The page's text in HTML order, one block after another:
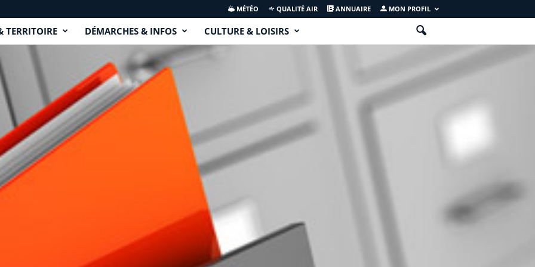
MÉTÉO QUALITÉ AIR ANNUAIRE MON PROFIL
TERRITOIRE DÉMARCHES & INFOS CULTURE & LOISIRS